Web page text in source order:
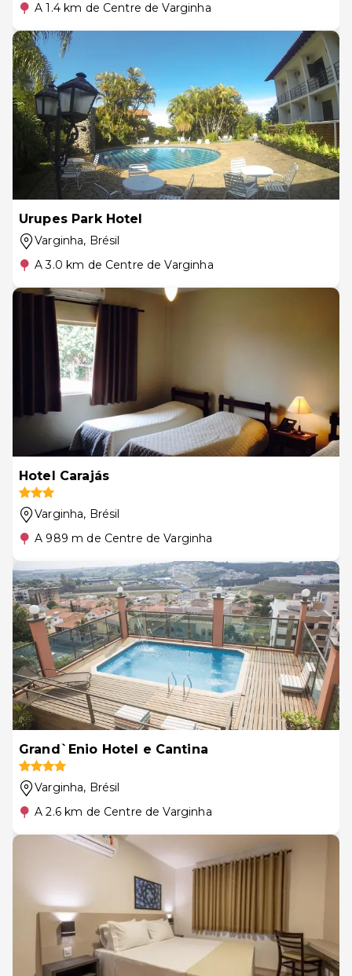
A 1.4 km de Centre de Varginha
Urupes Park Hotel
Varginha, Brésil
A 3.0 km de Centre de Varginha
Hotel Carajás
Varginha, Brésil
A 989 m de Centre de Varginha
Grand`Enio Hotel e Cantina
Varginha, Brésil
A 2.6 km de Centre de Varginha